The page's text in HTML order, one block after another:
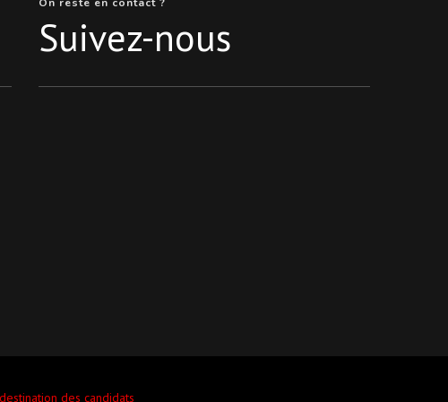
Suivez-nous
des candidats